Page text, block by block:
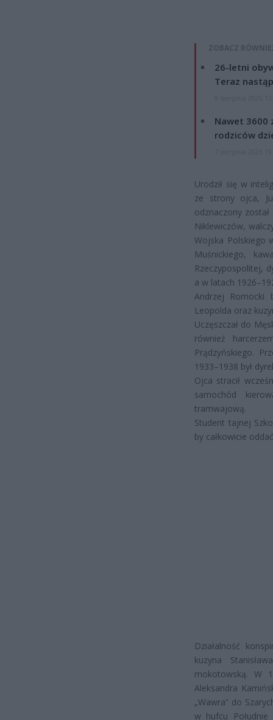
ZOBACZ
26-letni
Teraz
Nawet 3600
rodziców
Urodził się w
ze strony ojca,
odznaczony
Niklewiczów,
Wojska Polskiego
Muśnickiego,
Rzeczypospolitej,
a w latach
Andrzej Romocki
Leopolda oraz
Uczęszczał do
również
Prądzyńskiego.
1933–1938 był
Ojca stracił
samochód
tramwajową.
Student tajnej
by całkowicie
Działalność
kuzyna
mokotowską. W
Aleksandra
„Wawra” do
w hufcu